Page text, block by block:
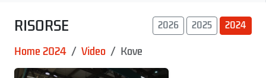
RISORSE 2026 2025 2024
Home 2024 Video Kove